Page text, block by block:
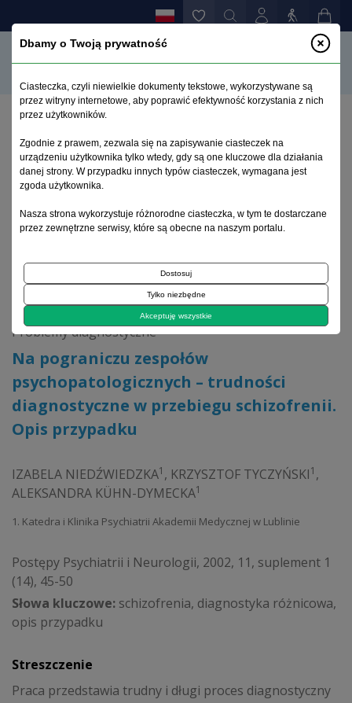
Na pograniczu zespołów psychopatologicznych –
trudności diagnostyczne w przebiegu schizofrenii.
Opis przypadku
Archiwum 1992–2014
2002, tom 11, suplement 1
Problemy diagnostyczne
Na pograniczu zespołów
psychopatologicznych – trudności
diagnostyczne w przebiegu schizofrenii.
Opis przypadku
IZABELA NIEDŹWIEDZKA1 , KRZYSZTOF TYCZYŃSKI1 ,
ALEKSANDRA KÜHN-DYMECKA1
1. Katedra i Klinika Psychiatrii Akademii Medycznej w Lublinie
Postępy Psychiatrii i Neurologii, 2002, 11, suplement 1
(14), 45-50
Słowa kluczowe: schizofrenia, diagnostyka różnicowa,
opis przypadku
Streszczenie
Praca przedstawia trudny i długi proces diagnostyczny
Dbamy o Twoją prywatność
Ciasteczka, czyli niewielkie dokumenty tekstowe, wykorzystywane są
przez witryny internetowe, aby poprawić efektywność korzystania z nich
przez użytkowników.
Zgodnie z prawem, zezwala się na zapisywanie ciasteczek na
urządzeniu użytkownika tylko wtedy, gdy są one kluczowe dla działania
danej strony. W przypadku innych typów ciasteczek, wymagana jest
zgoda użytkownika.
Nasza strona wykorzystuje różnorodne ciasteczka, w tym te dostarczane
przez zewnętrzne serwisy, które są obecne na naszym portalu.
Dostosuj
Tylko niezbędne
Akceptuję wszystkie